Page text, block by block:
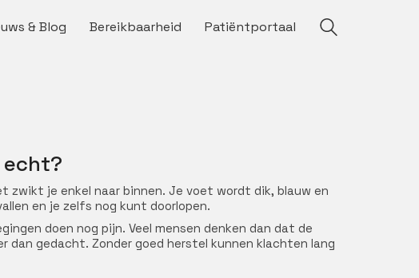
& Blog Bereikbaarheid Patiëntportaal
echt?
je enkel naar binnen. Je voet wordt dik, blauw en
en je zelfs nog kunt doorlopen.
doen nog pijn. Veel mensen denken dan dat de
dan gedacht. Zonder goed herstel kunnen klachten lang